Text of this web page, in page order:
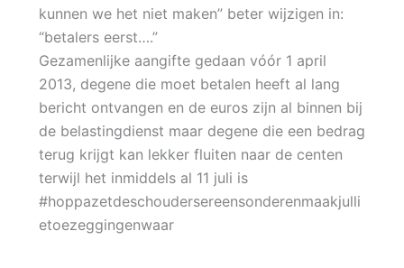
kunnen we het niet maken” beter wijzigen in:
“betalers eerst….”
Gezamenlijke aangifte gedaan vóór 1 april
2013, degene die moet betalen heeft al lang
bericht ontvangen en de euros zijn al binnen bij
de belastingdienst maar degene die een bedrag
terug krijgt kan lekker fluiten naar de centen
terwijl het inmiddels al 11 juli is
#hoppazetdeschoudersereensonderenmaakjulli
etoezeggingenwaar